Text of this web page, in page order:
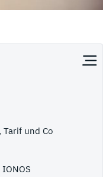
Tarif und Co